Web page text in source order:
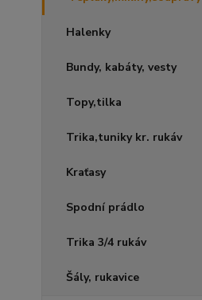
Halenky
Bundy, kabáty, vesty
Topy,tilka
Trika,tuniky kr. rukáv
Kraťasy
Spodní prádlo
Trika 3/4 rukáv
Šály, rukavice